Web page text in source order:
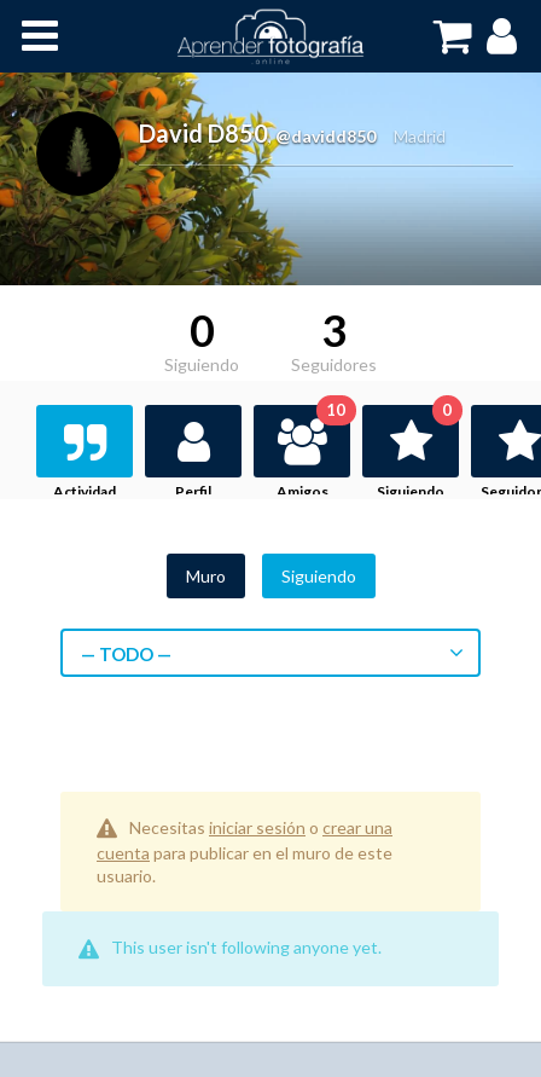
Cursos OnLine
David D850,@davidd850 Madrid
0
Siguiendo
3
Seguidores
Actividad Perfil Amigos
10
Siguiendo
0
Muro Siguiendo
— TODO —
Necesitas iniciar sesión o crear una
cuenta para publicar en el muro de este
usuario.
This user isn't following anyone yet.